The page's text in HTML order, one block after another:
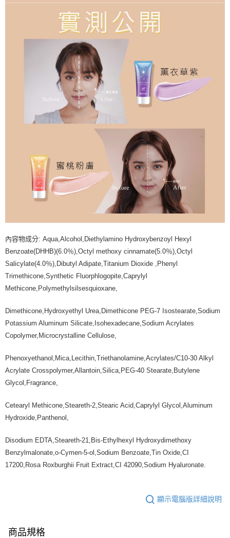
內容物成分: Aqua,Alcohol,Diethylamino Hydroxybenzoyl Hexyl
Benzoate(DHHB)(6.0％),Octyl methoxy cinnamate(5.0％),Octyl
Salicylate(4.0％),Dibutyl Adipate,Titanium Dioxide ,Phenyl
Trimethicone,Synthetic Fluorphlogopite,Caprylyl
Methicone,Polymethylsilsesquioxane,
Dimethicone,Hydroxyethyl Urea,Dimethicone PEG-7 Isostearate,Sodium
Potassium Aluminum Silicate,Isohexadecane,Sodium Acrylates
Copolymer,Microcrystalline Cellulose,
Phenoxyethanol,Mica,Lecithin,Triethanolamine,Acrylates/C10-30 Alkyl
Acrylate Crosspolymer,Allantoin,Silica,PEG-40 Stearate,Butylene
Glycol,Fragrance,
Cetearyl Methicone,Steareth-2,Stearic Acid,Caprylyl Glycol,Aluminum
Hydroxide,Panthenol,
Disodium EDTA,Steareth-21,Bis-Ethylhexyl Hydroxydimethoxy
Benzylmalonate,o-Cymen-5-ol,Sodium Benzoate,Tin Oxide,CI
17200,Rosa Roxburghii Fruit Extract,CI 42090,Sodium Hyaluronate.
顯示電腦版詳細說明
商品規格